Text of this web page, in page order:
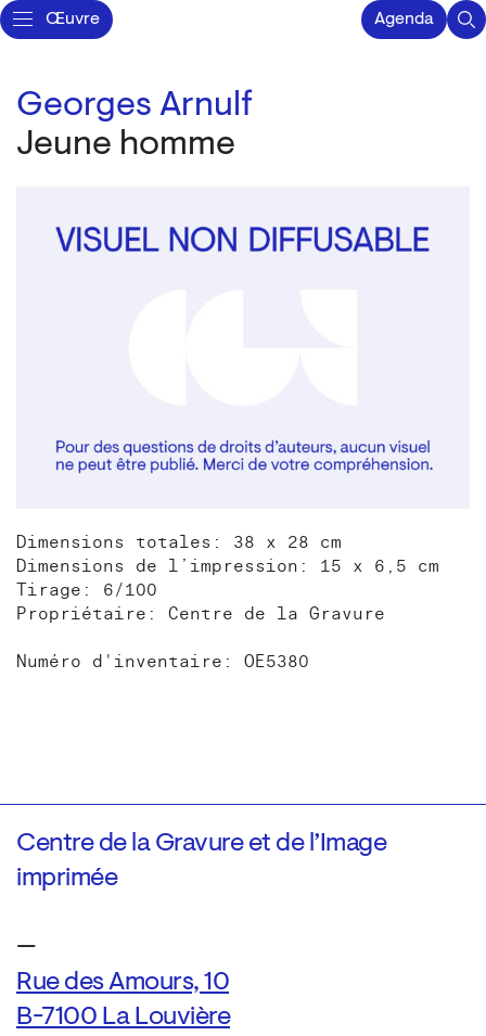
Œuvre Agenda
Georges Arnulf
Jeune homme
Dimensions totales: 38 x 28 cm
Dimensions de l’impression: 15 x 6,5 cm
Tirage: 6/100
Propriétaire: Centre de la Gravure
Numéro d'inventaire: OE5380
Centre de la Gravure et de l’Image
imprimée
—
Rue des Amours, 10
B-7100 La Louvière